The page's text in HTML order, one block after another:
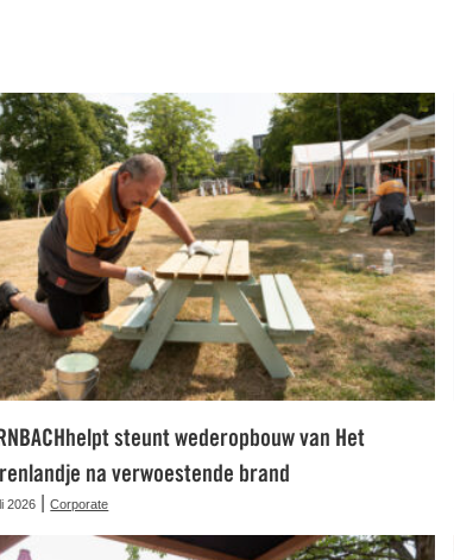
steunt wederopbouw van Het
na verwoestende brand
2026 |Corporate